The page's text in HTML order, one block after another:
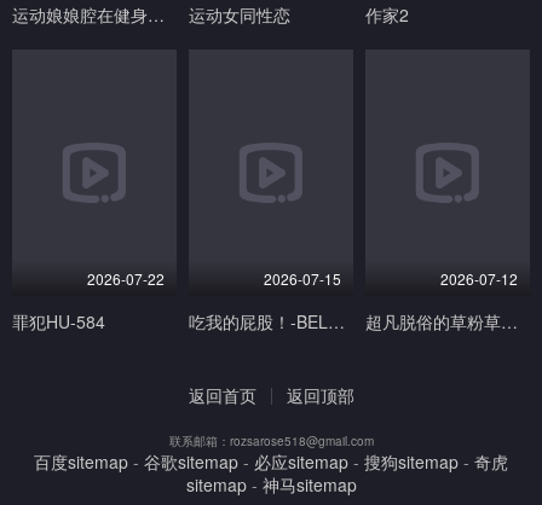
运动娘娘腔在健身房锻炼后用她的新触手假阳具享受独奏乐趣 运动女同性恋 作家2
2026-07-22
罪犯HU-584
2026-07-15
吃我的屁股！-BELLE DELPHINE【Belle Delphine】
2026-07-12
超凡脱俗的草粉草的胸前两颗樱桃摇摇欲坠-MIAKHALIFA【MiaKhalifa】
返回首页 返回顶部
联系邮箱：rozsarose518@gmail.com
百度sitemap - 谷歌sitemap - 必应sitemap - 搜狗sitemap - 奇虎
sitemap- 神马sitemap